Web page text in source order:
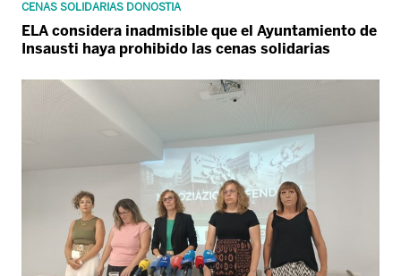
CENAS SOLIDARIAS DONOSTIA
ELA considera inadmisible que el Ayuntamiento de
Insausti haya prohibido las cenas solidarias